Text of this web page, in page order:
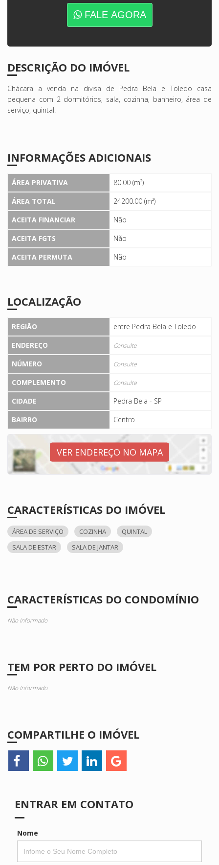
FALE AGORA
DESCRIÇÃO DO IMÓVEL
Chácara a venda na divisa de Pedra Bela e Toledo casa
pequena com 2 dormitórios, sala, cozinha, banheiro, área de
serviço, quintal.
INFORMAÇÕES ADICIONAIS
ÁREA PRIVATIVA
80.00 (m²)
ÁREA TOTAL
24200.00 (m²)
ACEITA FINANCIAR
Não
ACEITA FGTS
Não
ACEITA PERMUTA
Não
LOCALIZAÇÃO
REGIÃO
entre Pedra Bela e Toledo
ENDEREÇO
Consulte
NÚMERO Consulte
COMPLEMENTO Consulte
CIDADE
Pedra Bela - SP
BAIRRO
Centro
VER ENDEREÇO NO MAPA
CARACTERÍSTICAS DO IMÓVEL
ÁREA DE SERVIÇO COZINHA
QUINTAL
SALA DE ESTAR
SALA DE JANTAR
CARACTERÍSTICAS DO CONDOMÍNIO
Não Informado
TEM POR PERTO DO IMÓVEL
Não Informado
COMPARTILHE O IMÓVEL
ENTRAR EM CONTATO
Nome